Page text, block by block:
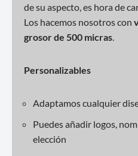
de su aspecto, es hora de
Los hacemos nosotros con
grosor de 500 micras
Personalizables
Adaptamos cualquier
Puedes añadir logos,
elección